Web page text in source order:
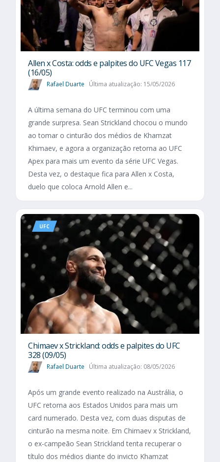
Allen x Costa: odds e palpites do UFC Vegas 117
(16/05)
Rafael Duarte Última atualização: 15/05/2026
A última semana do UFC terminou com uma
grande surpresa. Sean Strickland chocou o mundo
ao tomar o cinturão dos médios de Khamzat
Khimaev, e agora a organização retorna ao UFC
Apex para mais um evento da série UFC Vegas.
Desta vez, o destaque fica para Allen x Costa,
duelo que coloca Arnold Allen e...
UFC
Chimaev x Strickland: odds e palpites do UFC
328 (09/05)
Rafael Duarte Última atualização: 08/05/2026
Após um grande evento realizado na Austrália, o
UFC retorna aos Estados Unidos para mais um
card numerado. Desta vez, com duas disputas de
cinturão na mesma noite. Em Chimaev x Strickland,
o ex-campeão Sean Strickland tenta recuperar o
título dos médios diante do invicto Khamzat